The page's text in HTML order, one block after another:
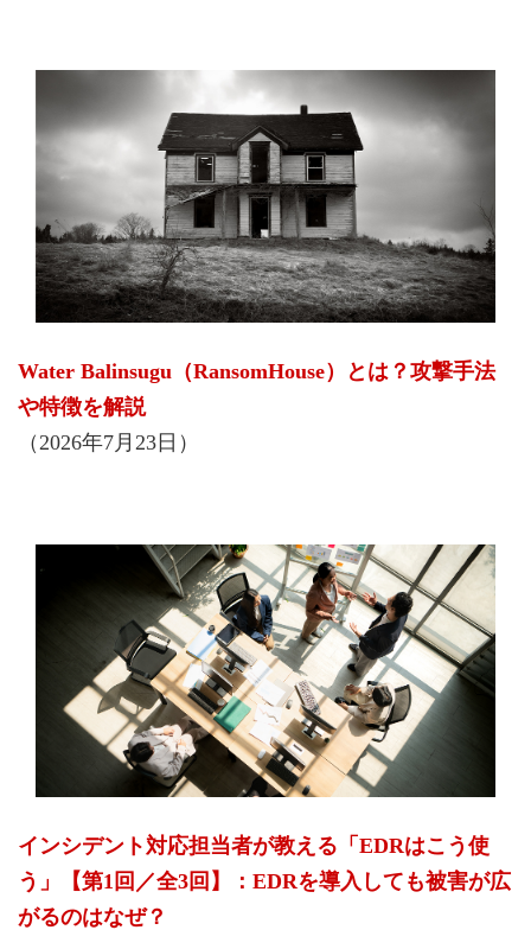
Water Balinsugu（RansomHouse）とは？攻撃手法
や特徴を解説
（2026年7月23日）
インシデント対応担当者が教える「EDRはこう使
う」【第1回／全3回】：EDRを導入しても被害が広
がるのはなぜ？